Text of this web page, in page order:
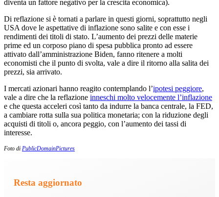
diventa un fattore negativo per la crescita economica).
Di reflazione si è tornati a parlare in questi giorni, soprattutto negli
USA dove le aspettative di inflazione sono salite e con esse i
rendimenti dei titoli di stato. L’aumento dei prezzi delle materie
prime ed un corposo piano di spesa pubblica pronto ad essere
attivato dall’amministrazione Biden, fanno ritenere a molti
economisti che il punto di svolta, vale a dire il ritorno alla salita dei
prezzi, sia arrivato.
I mercati azionari hanno reagito contemplando l’ipotesi peggiore,
vale a dire che la reflazione inneschi molto velocemente l’inflazione
e che questa acceleri così tanto da indurre la banca centrale, la FED,
a cambiare rotta sulla sua politica monetaria; con la riduzione degli
acquisti di titoli o, ancora peggio, con l’aumento dei tassi di
interesse.
Foto di PublicDomainPictures
Resta aggiornato